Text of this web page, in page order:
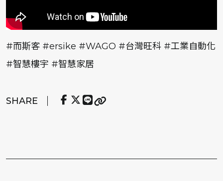
#而斯客 #ersike #WAGO #台灣旺科 #工業自動化
#智慧樓宇 #智慧家居
SHARE